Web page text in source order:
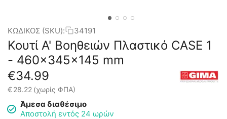
ΚΩΔΙΚΟΣ (SKU): 34191
Κουτί Α' Βοηθειών Πλαστικό CASE 1
- 460x345x145 mm
€34.99
€28.22 (χωρίς ΦΠΑ)
Άμεσα διαθέσιμο
Αποστολή εντός 24 ωρών